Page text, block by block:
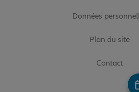
Données
Plan du site
Contact